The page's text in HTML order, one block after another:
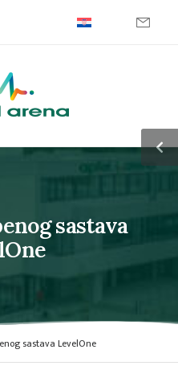
sastava
sastava LevelOne